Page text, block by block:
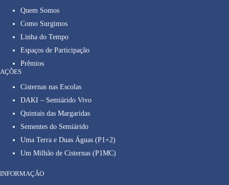
Quem Somos
Como Surgimos
Linha do Tempo
Espaços de Participação
Prêmios
AÇÕES
Cisternas nas Escolas
DAKI – Semiárido Vivo
Quintais das Margaridas
Sementes do Semiárido
Uma Terra e Duas Águas (P1+2)
Um Milhão de Cisternas (P1MC)
INFORMAÇÃO